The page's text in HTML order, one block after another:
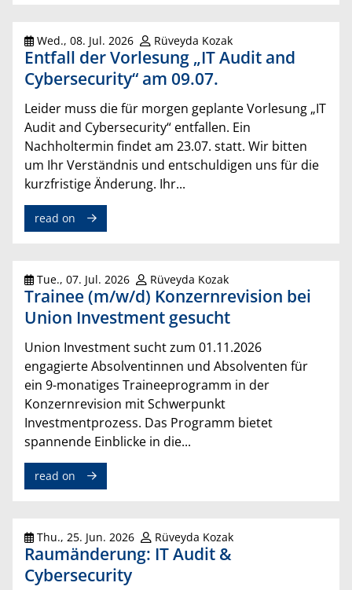
Wed., 08. Jul. 2026 Rüveyda Kozak
Entfall der Vorlesung „IT Audit and
Cybersecurity“ am 09.07.
Leider muss die für morgen geplante Vorlesung „IT
Audit and Cybersecurity“ entfallen. Ein
Nachholtermin findet am 23.07. statt. Wir bitten
um Ihr Verständnis und entschuldigen uns für die
kurzfristige Änderung. Ihr...
read on
Tue., 07. Jul. 2026 Rüveyda Kozak
Trainee (m/w/d) Konzernrevision bei
Union Investment gesucht
Union Investment sucht zum 01.11.2026
engagierte Absolventinnen und Absolventen für
ein 9-monatiges Traineeprogramm in der
Konzernrevision mit Schwerpunkt
Investmentprozess. Das Programm bietet
spannende Einblicke in die...
read on
Thu., 25. Jun. 2026 Rüveyda Kozak
Raumänderung: IT Audit &
Cybersecurity